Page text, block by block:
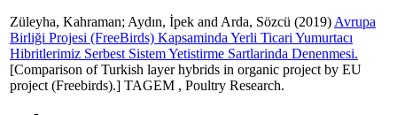
Züleyha, Kahraman; Aydın, İpek and Arda, Sözcü (2019) Avrupa
Birliği Projesi (FreeBirds) Kapsaminda Yerli Ticari Yumurtacı
Hibritlerimiz Serbest Sistem Yetistirme Sartlarinda Denenmesi.
[Comparison of Turkish layer hybrids in organic project by EU
project (Freebirds).] TAGEM , Poultry Research.